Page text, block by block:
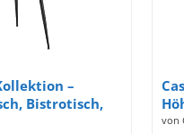
–
Bistrotisch,
mit
/
von